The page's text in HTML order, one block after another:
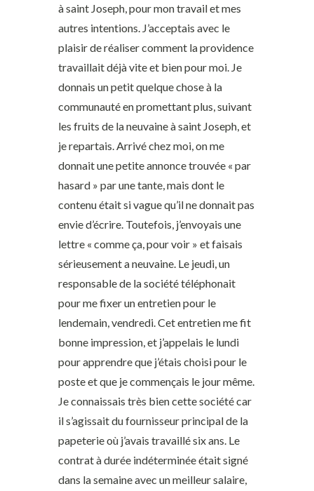
à saint Joseph, pour mon travail et mes
autres intentions. J’acceptais avec le
plaisir de réaliser comment la providence
travaillait déjà vite et bien pour moi. Je
donnais un petit quelque chose à la
communauté en promettant plus, suivant
les fruits de la neuvaine à saint Joseph, et
je repartais. Arrivé chez moi, on me
donnait une petite annonce trouvée « par
hasard » par une tante, mais dont le
contenu était si vague qu’il ne donnait pas
envie d’écrire. Toutefois, j’envoyais une
lettre « comme ça, pour voir » et faisais
sérieusement a neuvaine. Le jeudi, un
responsable de la société téléphonait
pour me fixer un entretien pour le
lendemain, vendredi. Cet entretien me fit
bonne impression, et j’appelais le lundi
pour apprendre que j’étais choisi pour le
poste et que je commençais le jour même.
Je connaissais très bien cette société car
il s’agissait du fournisseur principal de la
papeterie où j’avais travaillé six ans. Le
contrat à durée indéterminée était signé
dans la semaine avec un meilleur salaire,